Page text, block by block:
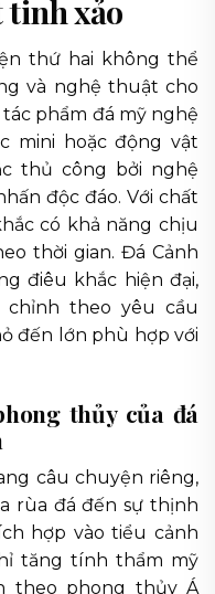
tinh xảo
thứ hai không thể
và nghệ thuật cho
phẩm đá mỹ nghệ
mini hoặc động vật
thủ công bởi nghệ
độc đáo. Với chất
có khả năng chịu
thời gian. Đá Cảnh
điêu khắc hiện đại,
chỉnh theo yêu cầu
đến lớn phù hợp với
thủy của đá
câu chuyện riêng,
rùa đá đến sự thịnh
hợp vào tiểu cảnh
tăng tính thẩm mỹ
theo phong thủy Á